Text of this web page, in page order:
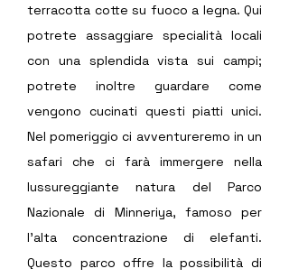
terracotta cotte su fuoco a legna. Qui
potrete assaggiare specialità locali
con una splendida vista sui campi;
potrete inoltre guardare come
vengono cucinati questi piatti unici.
Nel pomeriggio ci avventureremo in un
safari che ci farà immergere nella
lussureggiante natura del Parco
Nazionale di Minneriya, famoso per
l'alta concentrazione di elefanti.
Questo parco offre la possibilità di